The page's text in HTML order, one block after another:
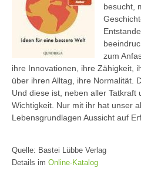
besucht,
zum
ihre Innovationen, ihre Zähigkeit,
über ihren Alltag, ihre Normalität.
Und diese ist, neben aller
Wichtigkeit. Nur mit ihr hat unser
Lebensgrundlagen Aussicht auf
Quelle: Bastei Lübbe Verlag
Details im Online-Katalog